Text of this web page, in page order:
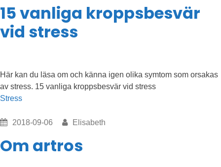
effektivare”
15 vanliga kroppsbesvär
vid stress
Här kan du läsa om och känna igen olika symtom som orsakas
av stress. 15 vanliga kroppsbesvär vid stress
Stress
2018-09-06 Elisabeth
Om artros